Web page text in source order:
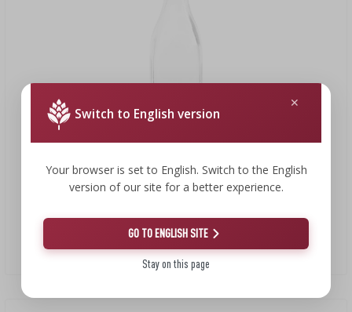
Fľaša 1 l s hermetickým uzáverom – hranatá
1,73 EUR/ks.
Switch to English version
Your browser is set to English. Switch to the English
version of our site for a better experience.
GO TO ENGLISH SITE
Stay on this page